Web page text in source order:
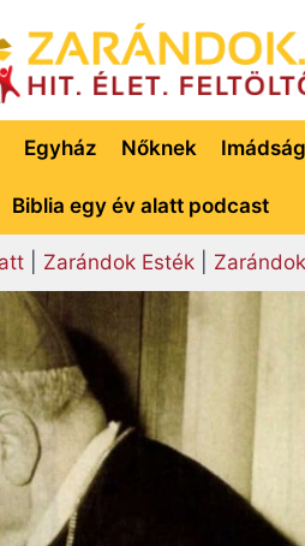
Egyház Nőknek
Biblia egy év alatt podcast
| Zarándok Esték|